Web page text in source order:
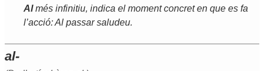
Al més infinitiu, indica el moment concret en que es fa
l’acció:Al passar saludeu.
al-